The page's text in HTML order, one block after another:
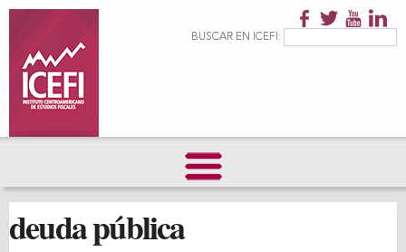
principalFormulario de
BUSCAR EN ICEFI:
deuda pública